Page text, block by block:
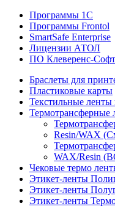
Программы 1C
Программы Frontol
SmartSafe Enterprise
Лицензии АТОЛ
ПО Клеверенс-Софт
Браслеты для
Пластиковые карты
Текстильные ленты
Термотрансферные
Resin/WAX
WAX/Resin
Чековые термо
Этикет-ленты
Этикет-ленты
Этикет-ленты